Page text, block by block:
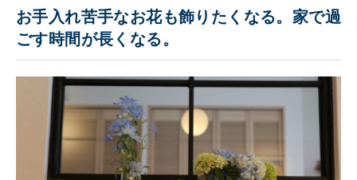
お手入れ苦手なお花も飾りたくなる。家で過
ごす時間が長くなる。